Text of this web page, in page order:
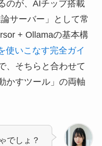
のが、AIチップ搭載
サーバー」として常
+ Ollamaの基本構
使いこなす完全ガイ
、そちらと合わせて
かすツール」の両軸
でしょ？